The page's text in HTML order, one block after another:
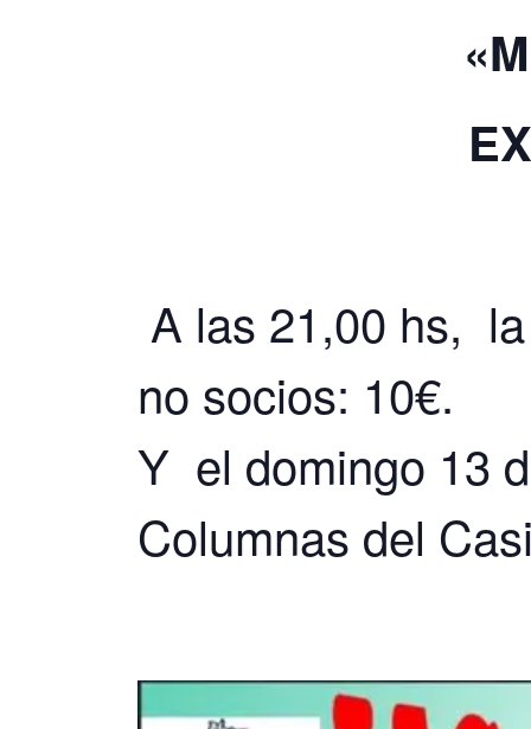
A las 21,00 hs,
no socios: 10€.
Y el domingo 13
Columnas del